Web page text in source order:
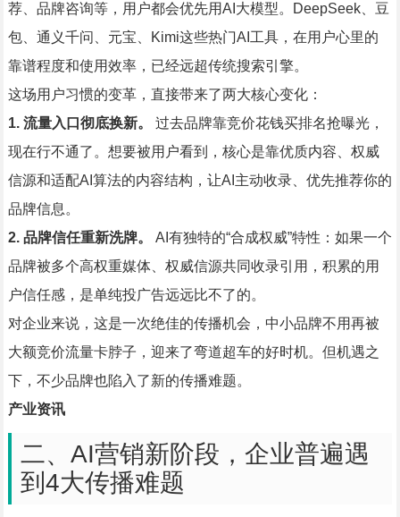
荐、品牌咨询等，用户都会优先用AI大模型。DeepSeek、豆
包、通义千问、元宝、Kimi这些热门AI工具，在用户心里的
靠谱程度和使用效率，已经远超传统搜索引擎。
这场用户习惯的变革，直接带来了两大核心变化：
1. 流量入口彻底换新。
过去品牌靠竞价花钱买排名抢曝光，
现在行不通了。想要被用户看到，核心是靠优质内容、权威
信源和适配AI算法的内容结构，让AI主动收录、优先推荐你的
品牌信息。
2. 品牌信任重新洗牌。
AI有独特的“合成权威”特性：如果一个
品牌被多个高权重媒体、权威信源共同收录引用，积累的用
户信任感，是单纯投广告远远比不了的。
对企业来说，这是一次绝佳的传播机会，中小品牌不用再被
大额竞价流量卡脖子，迎来了弯道超车的好时机。但机遇之
下，不少品牌也陷入了新的传播难题。
产业资讯
二、AI营销新阶段，企业普遍遇
到4大传播难题